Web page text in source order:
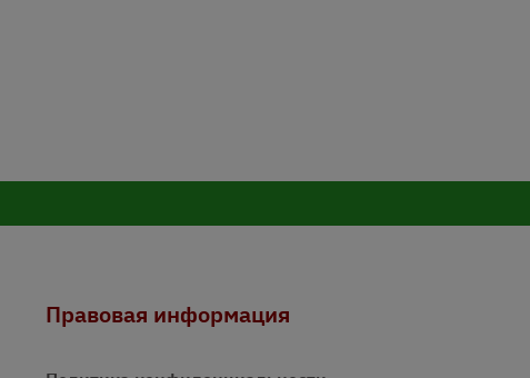
Правовая информация